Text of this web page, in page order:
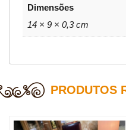
Dimensões
14 × 9 × 0,3 cm
PRODUTOS